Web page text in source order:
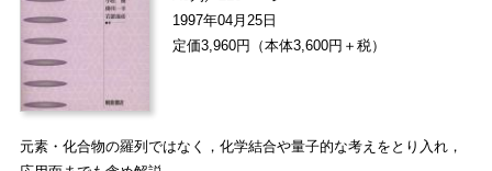
1997年04月25日
定価3,960円（本体3,600円＋税）
元素・化合物の羅列ではなく，化学結合や量子的な考えをとり入れ，